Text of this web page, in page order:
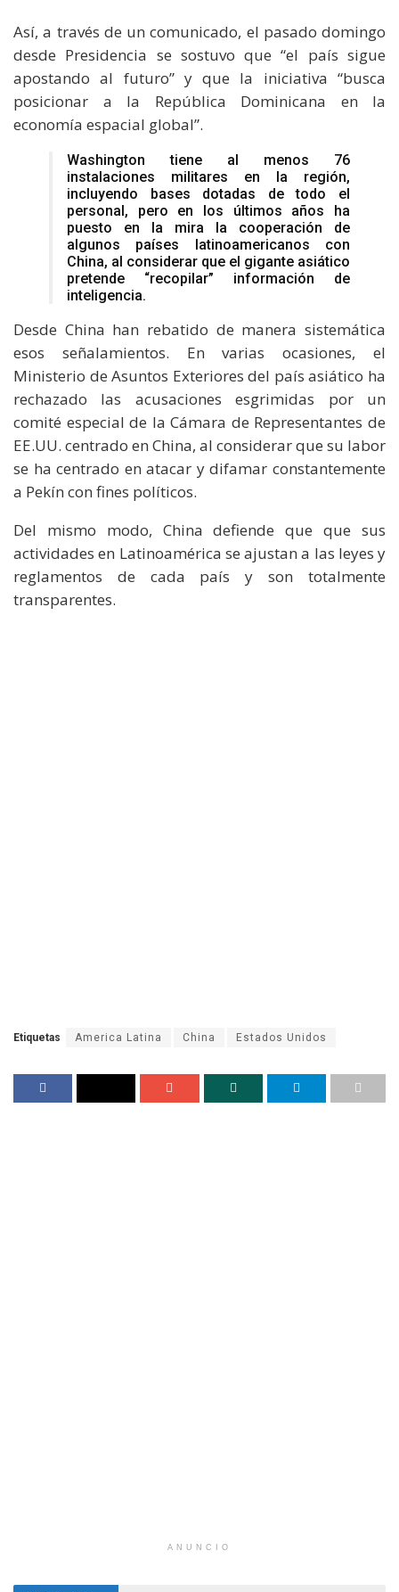
Así, a través de un comunicado, el pasado domingo
desde Presidencia se sostuvo que “el país sigue
apostando al futuro” y que la iniciativa “busca
posicionar a la República Dominicana en la
economía espacial global”.
Washington tiene al menos 76
instalaciones militares en la región,
incluyendo bases dotadas de todo el
personal, pero en los últimos años ha
puesto en la mira la cooperación de
algunos países latinoamericanos con
China, al considerar que el gigante asiático
pretende “recopilar” información de
inteligencia.
Desde China han rebatido de manera sistemática
esos señalamientos. En varias ocasiones, el
Ministerio de Asuntos Exteriores del país asiático ha
rechazado las acusaciones esgrimidas por un
comité especial de la Cámara de Representantes de
EE.UU. centrado en China, al considerar que su labor
se ha centrado en atacar y difamar constantemente
a Pekín con fines políticos.
Del mismo modo, China defiende que que sus
actividades en Latinoamérica se ajustan a las leyes y
reglamentos de cada país y son totalmente
transparentes.
Etiquetas America Latina China Estados Unidos
ANUNCIO